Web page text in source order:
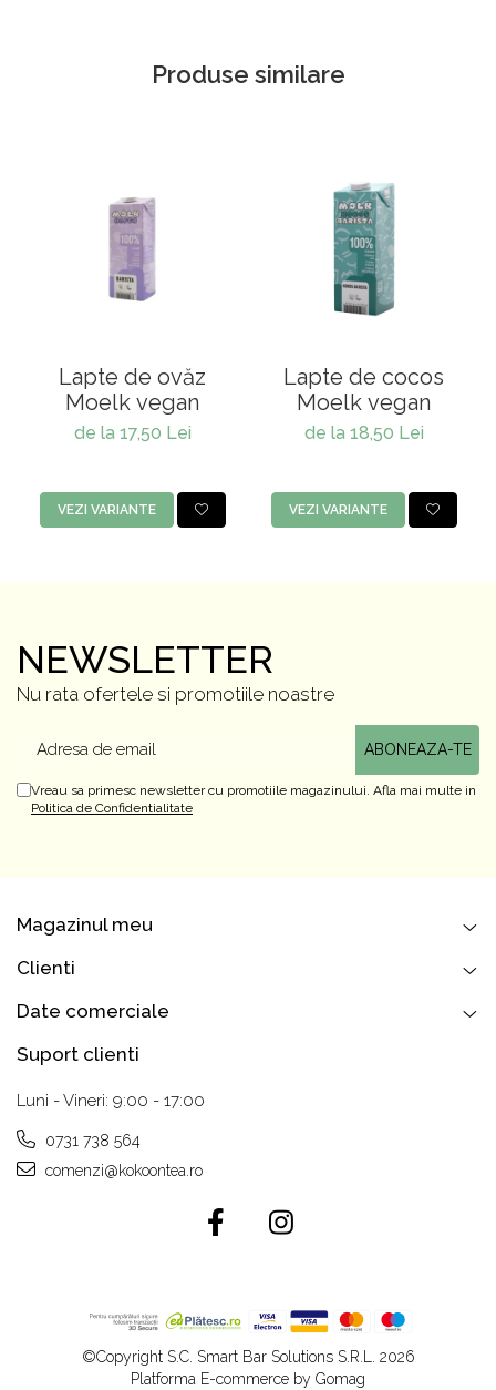
Produse similare
Lapte de ovăz
Moelk vegan
de la 17,50 Lei
VEZI VARIANTE
Lapte de cocos
Moelk vegan
de la 18,50 Lei
VEZI VARIANTE
NEWSLETTER
Nu rata ofertele si promotiile noastre
Vreau sa primesc newsletter cu promotiile magazinului. Afla mai multe in
Politica de Confidentialitate
Magazinul meu
Clienti
Date comerciale
Suport clienti
Luni - Vineri: 9:00 - 17:00
0731 738 564
comenzi@kokoontea.ro
©Copyright S.C. Smart Bar Solutions S.R.L. 2026
Platforma E-commerce by Gomag